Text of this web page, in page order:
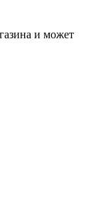
и может